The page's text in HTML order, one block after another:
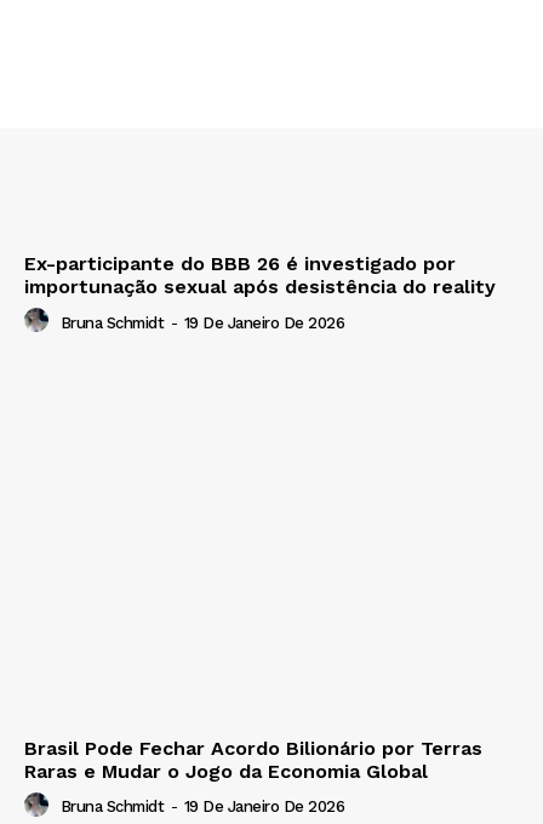
Ex-participante do BBB 26 é investigado por
importunação sexual após desistência do reality
Bruna Schmidt - 19 De Janeiro De 2026
Brasil Pode Fechar Acordo Bilionário por Terras
Raras e Mudar o Jogo da Economia Global
Bruna Schmidt - 19 De Janeiro De 2026